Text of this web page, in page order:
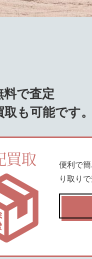
料で査定
取も可能です。
買取
便利で
り取り